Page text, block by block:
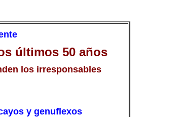
últimos 50 años
los irresponsables
y genuflexos